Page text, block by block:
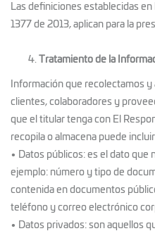
Las definiciones establecidas
1377 de 2013, aplican para la
Tratamiento de la
Información que recolectamos
clientes, colaboradores y
que el titular tenga con El
recopila o almacena puede
• Datos públicos: es el dato que
ejemplo: número y tipo de
contenida en documentos
teléfono y correo electrónico
• Datos privados: son aquellos